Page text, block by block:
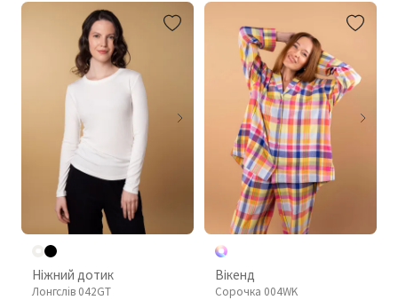
Ніжний дотик
Лонгслів 042GT
Вікенд
Сорочка 004WK